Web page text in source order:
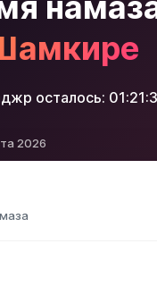
осталось:
2026